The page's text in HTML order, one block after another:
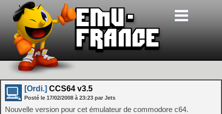
[Ordi.] CCS64 v3.5
Posté le 17/02/2008 à 23:23 par Jets
Nouvelle version pour cet émulateur de commodore c64.